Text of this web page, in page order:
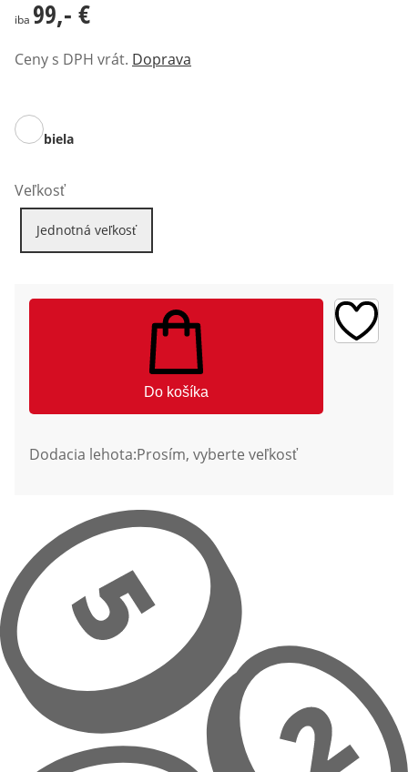
99,- €
iba 99,- €
Ceny s DPH vrát. Doprava
biela
Veľkosť
Jednotná veľkosť
Do košíka
Dodacia lehota:Prosím, vyberte veľkosť